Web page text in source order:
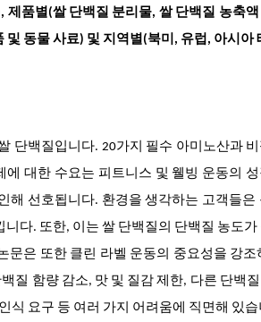
제품별(쌀 단백질 분리물, 쌀 단백질 농축
동물 사료) 및 지역별(북미, 유럽, 아시아
단백질입니다. 20가지 필수 아미노산과
대한 수요는 피트니스 및 웰빙 운동의 성
해 선호됩니다. 환경을 생각하는 고객들은
다. 또한, 이는 쌀 단백질의 단백질 농도가
문은 또한 클린 라벨 운동의 중요성을 강조
질 함량 감소, 맛 및 질감 제한, 다른 단백질
식 요구 등 여러 가지 어려움에 직면해 있습